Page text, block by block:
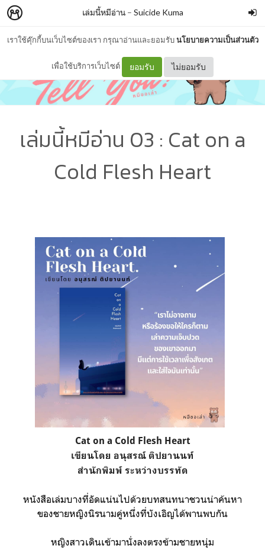
เราใช้คุ๊กกี้บนเว็บไซต์ของเรา กรุณาอ่านและยอมรับนโยบายความเป็นส่วนตัว
เพื่อใช้บริการเว็บไซต์ ยอมรับ ไม่ยอมรับ
เล่มนี้หมีอ่าน– Suicide Kuma
เล่มนี้หมีอ่าน 03 : Cat on a
Cold Flesh Heart
Cat on a Cold Flesh Heart
เขียนโดย อนุสรณ์ ติปยานนท์
สำนักพิมพ์ ระหว่างบรรทัด
หนังสือเล่มบางที่อัดแน่นไปด้วยบทสนทนาชวนน่าค้นหา
ของชายหญิงนิรนามคู่หนึ่งที่บังเอิญได้พานพบกัน
หญิงสาวเดินเข้ามานั่งลงตรงข้ามชายหนุ่ม